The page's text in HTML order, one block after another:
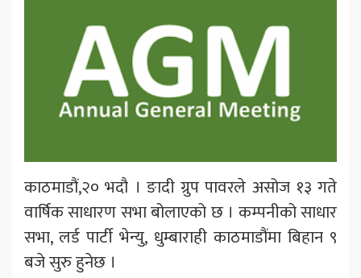
काठमाडौं,२० भदौ । ङादी ग्रुप पावरले असोज १३ गते
वार्षिक साधारण सभा बोलाएको छ । कम्पनीको साधार
सभा, लर्ड पार्टी भेन्यु, धुम्बाराही काठमाडौंमा बिहान ९
बजे सुरु हुनेछ ।